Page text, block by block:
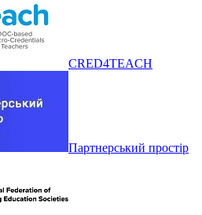
CRED4TEACH
Партнерський простір